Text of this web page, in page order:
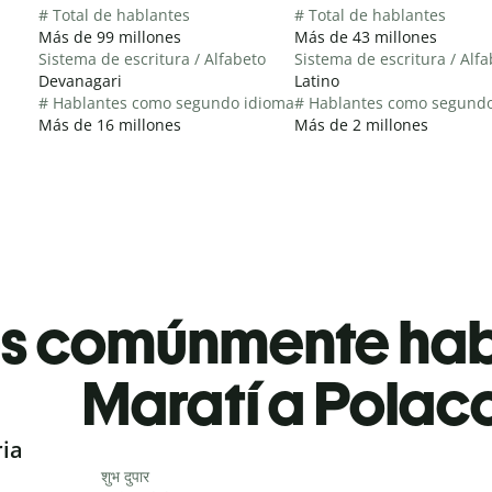
# Total de hablantes
Más de 99 millones
Sistema de escritura / Alfabeto
Devanagari
# Hablantes como segundo idioma
Más de 16 millones
# Total de hablantes
Más de 43 millones
Sistema de escritura /
Latino
# Hablantes como
Más de 2 millones
comúnmente
Maratí a
शुभ दुपार